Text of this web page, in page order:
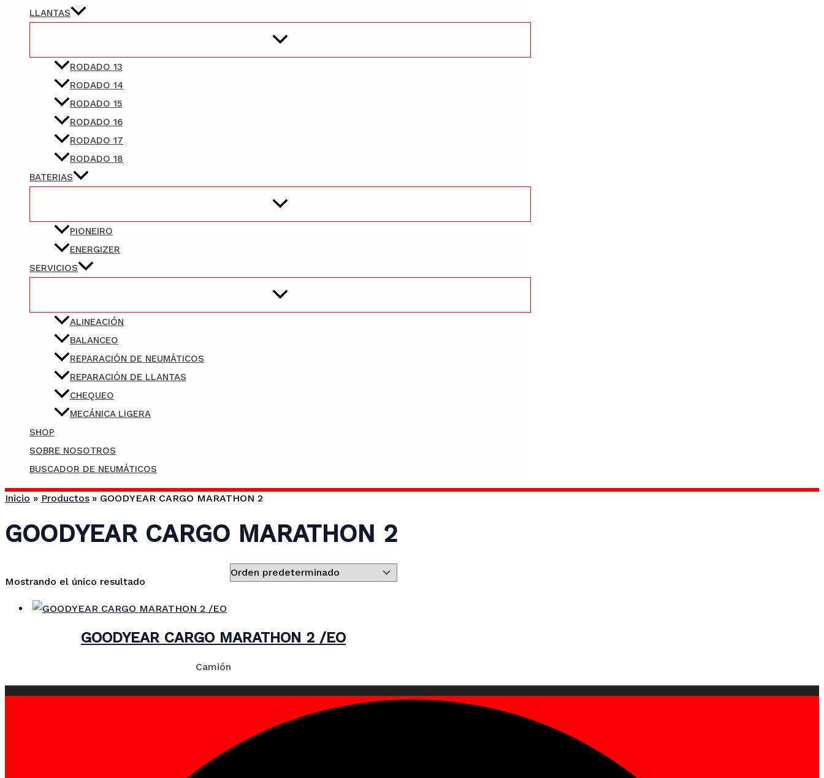
LLANTAS
RODADO 13
RODADO 14
RODADO 15
RODADO 16
RODADO 17
RODADO 18
BATERIAS
PIONEIRO
ENERGIZER
SERVICIOS
ALINEACIÓN
BALANCEO
REPARACIÓN DE NEUMÁTICOS
REPARACIÓN DE LLANTAS
CHEQUEO
MECÁNICA LIGERA
SHOP
SOBRE NOSOTROS
BUSCADOR DE NEUMÁTICOS
Inicio Productos GOODYEAR CARGO MARATHON 2
GOODYEAR CARGO MARATHON 2
Mostrando el único resultado
GOODYEAR CARGO MARATHON 2 /EO
Camión